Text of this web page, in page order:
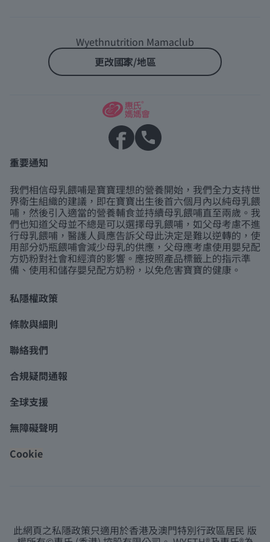
Wyethnutrition Mamaclub
更改國家/地區
重要通知
我們相信母乳餵哺是寶寶理想的營養開始，我們全力支持世
界衛生組織的建議，即在寶寶出生後首六個月內以純母乳餵
哺，然後引入適當的營養輔食並持續母乳餵哺直至兩歲。我
們也知道父母並不總是可以選擇母乳餵哺，如父母考慮不進
行母乳餵哺，醫護人員應告訴父母此決定是難以逆轉的，使
用部分奶瓶餵哺會減少母乳的供應，父母應考慮使用嬰兒配
方奶粉對社會和經濟的影響。應按照產品標籤上的指示準
備、使用和儲存嬰兒配方奶粉，以免危害寶寶的健康。
私隱權政策
條款與細則
聯絡我們
合規疑問通報
全球支援
無障礙聲明
Cookie
此網頁之私隱政策只適用於香港及澳門特別行政區居民 版